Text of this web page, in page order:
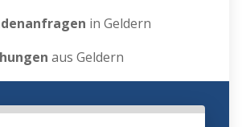
in Geldern
aus Geldern